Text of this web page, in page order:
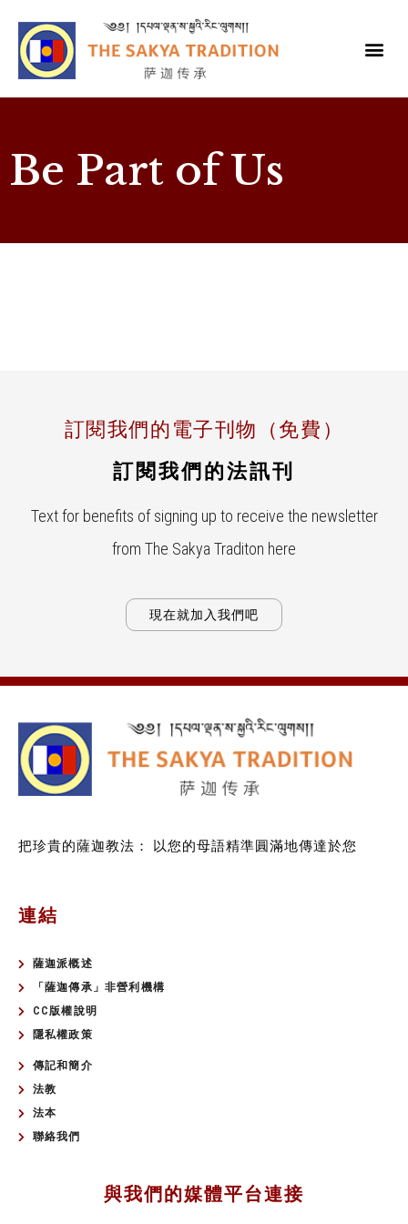
Be Part of Us
訂閱我們的電子刊物（免費）
訂閱我們的法訊刊
Text for benefits of signing up to receive the newsletter
from The Sakya Traditon here
現在就加入我們吧
把珍貴的薩迦教法： 以您的母語精準圓滿地傳達於您
連結
薩迦派概述
「薩迦傳承」非營利機構
CC版權說明
隱私權政策
傳記和簡介
法教
法本
聯絡我們
與我們的媒體平台連接